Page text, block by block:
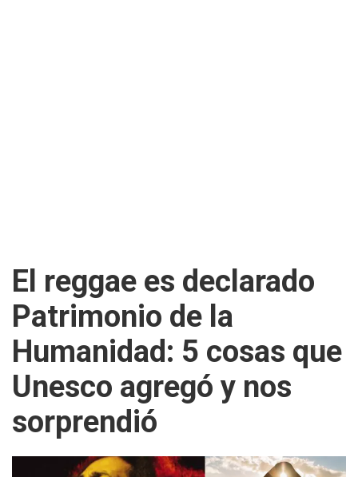
El reggae es declarado
Patrimonio de la
Humanidad: 5 cosas que
Unesco agregó y nos
sorprendió